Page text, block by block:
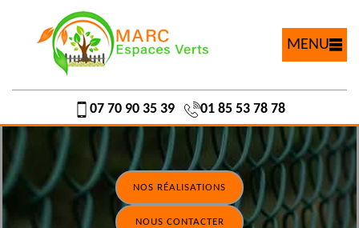
MENU
07 70 90 35 39 01 85 53 78 78
NOS RÉALISATIONS
NOUS CONTACTER